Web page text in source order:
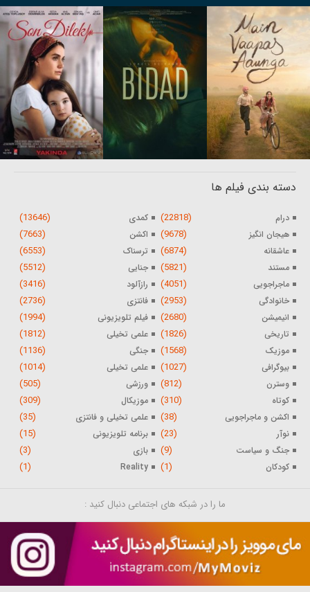
دسته بندی فیلم ها
درام (22818) کمدی (13646)
هیجان انگیز (9678) اکشن (7663)
عاشقانه (6874) ترسناک (6553)
مستند (5821) جنایی (5512)
ماجراجویی (4051) رازآلود (3416)
خانوادگی (2953) فانتزی (2736)
انیمیشن (2680) فیلم تلویزیونی (1994)
تاریخی (1826) علمی تخیلی (1812)
موزیک (1568) جنگی (1136)
بیوگرافی (1027) علمی تخیلی (1014)
وسترن (812) ورزشی (505)
کوتاه (310) موزیکال (309)
اکشن و ماجراجویی (38) علمی تخیلی و فانتزی (35)
نوآر (23) برنامه تلویزیونی (15)
جنگ و سیاست (9) بازی (3)
کودکان (1)
Reality
(1)
ما را در شبکه های اجتماعی دنبال کنید :